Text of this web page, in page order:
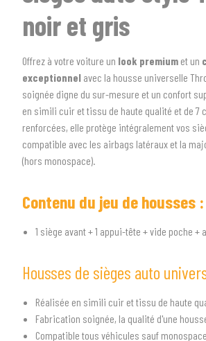
Tous les types
noir et gris
Offrez à votre voiture un look premium et un
exceptionnel avec la housse universelle
soignée digne du sur-mesure et un confort
en simili cuir et tissu de haute qualité et de 7
renforcées, elle protège intégralement vos
compatible avec les airbags latéraux et la
(hors monospace).
Contenu du jeu de housses :
1 siège avant + 1 appui-tête + vide poche +
Housses de sièges auto
Réalisée en simili cuir et tissu de haute
Fabrication soignée, la qualité d'une
Compatible tous véhicules sauf monospace